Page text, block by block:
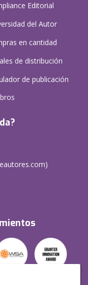
Editorial
del Autor
en cantidad
de distribución
de publicación
)